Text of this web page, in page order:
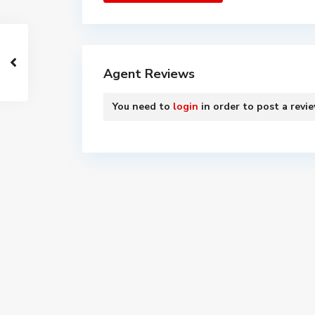
Agent Reviews
You need to login in order to post a